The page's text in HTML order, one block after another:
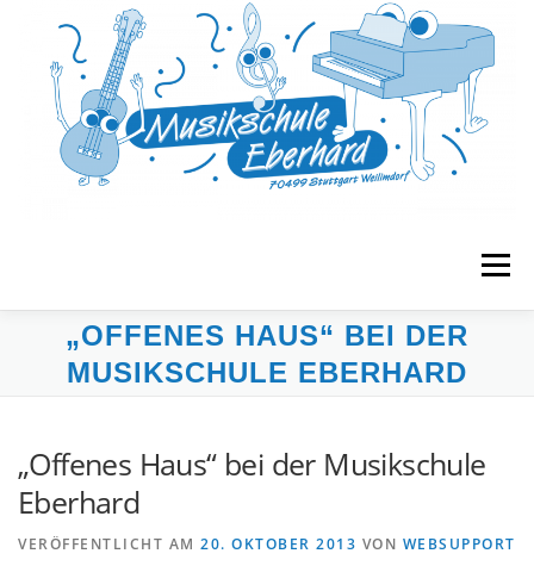
springen
Menü
START
VERANSTALTUNGEN
„OFFENES HAUS“ BEI DER
MUSIKSCHULE EBERHARD
„Offenes Haus“ bei der Musikschule
Eberhard
VERÖFFENTLICHT AM 20. OKTOBER 2013 VON WEBSUPPORT